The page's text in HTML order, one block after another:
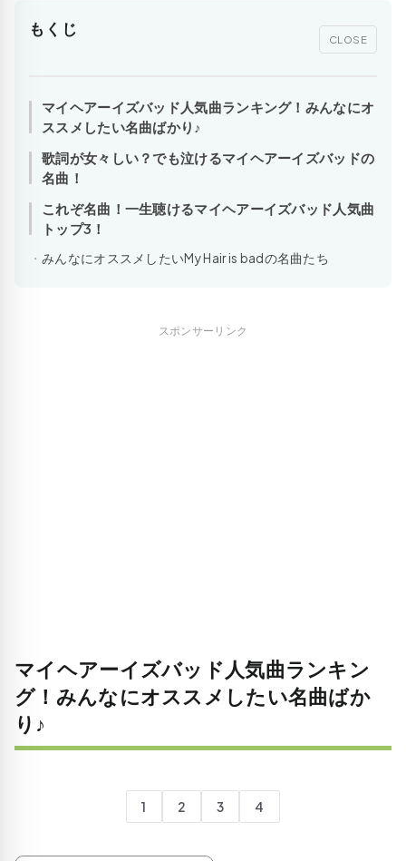
もくじ
CLOSE
マイヘアーイズバッド人気曲ランキング！みんなにオ
ススメしたい名曲ばかり♪
歌詞が女々しい？でも泣けるマイヘアーイズバッドの
名曲！
これぞ名曲！一生聴けるマイヘアーイズバッド人気曲
トップ3！
みんなにオススメしたいMy Hair is badの名曲たち
スポンサーリンク
マイヘアーイズバッド人気曲ランキン
グ！みんなにオススメしたい名曲ばか
り♪
1 2 3 4